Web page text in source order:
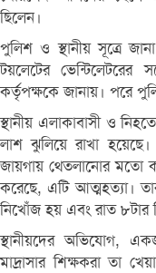
ছিলেন।
পুলিশ ও স্থানীয় সূত্রে
টয়লেটের ভেন্টিলেটরের
কর্তৃপক্ষকে জানায়। পরে
স্থানীয় এলাকাবাসী ও
লাশ ঝুলিয়ে রাখা
জায়গায় থেতলানোর মতো
করেছে, এটি আত্মহত্যা।
নিখোঁজ হয় এবং রাত ৮টার
স্থানীয়দের অভিযোগ,
মাদ্রাসার শিক্ষকরা তা